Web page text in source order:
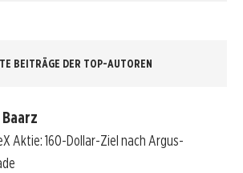
BEITRÄGE DER TOP-AUTOREN
Aktie: 160-Dollar-Ziel nach Argus-